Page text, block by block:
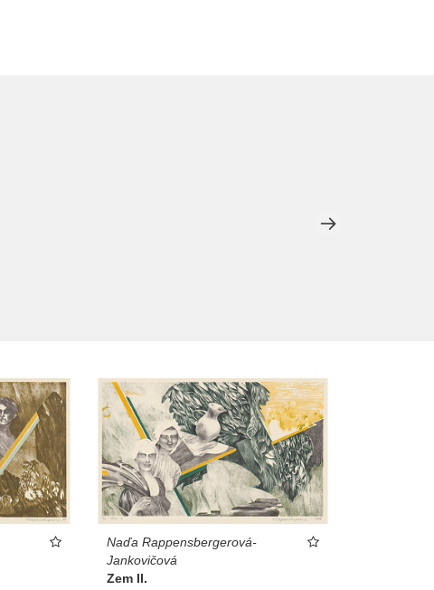
Naďa Rappensbergerová-
Jankovičová
Zem II.